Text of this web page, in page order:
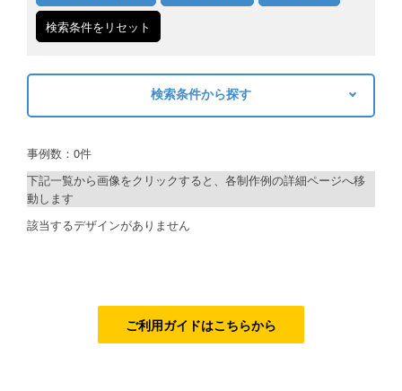
ご利用ガイド
ご注文方法について
FAQ（よくあるご質問）
資料をダウンロード
検索条件をリセット
検索条件から探す
制作プランで探す
シルバーコース
事例数：0件
下記一覧から画像をクリックすると、各制作例の詳細ページへ移
動します
該当するデザインがありません
ご利用ガイドはこちらから